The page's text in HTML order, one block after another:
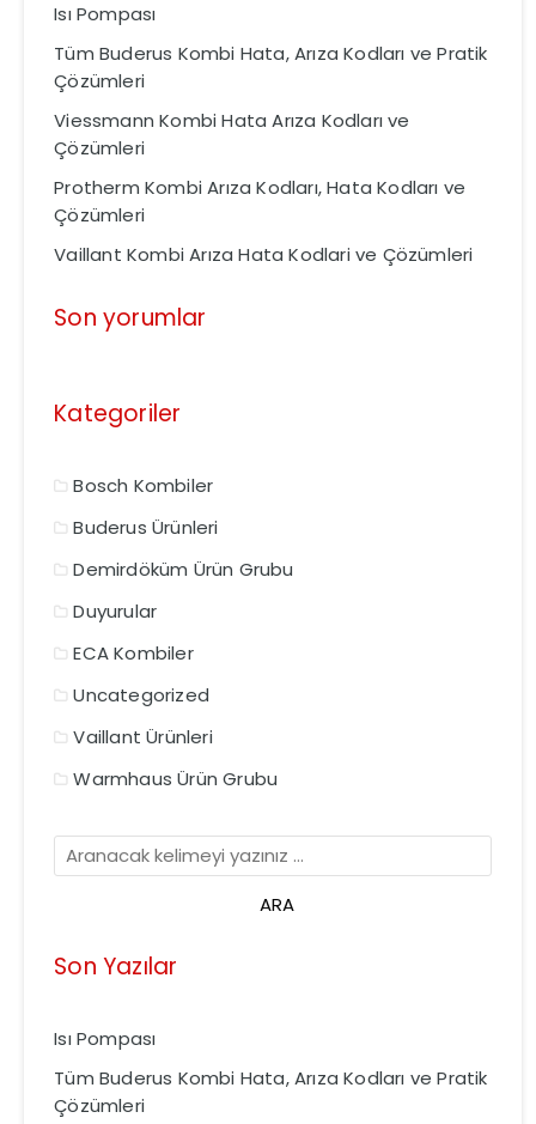
Isı Pompası
Tüm Buderus Kombi Hata, Arıza Kodları ve Pratik
Çözümleri
Viessmann Kombi Hata Arıza Kodları ve
Çözümleri
Protherm Kombi Arıza Kodları, Hata Kodları ve
Çözümleri
Vaillant Kombi Arıza Hata Kodlari ve Çözümleri
Son yorumlar
Kategoriler
Bosch Kombiler
Buderus Ürünleri
Demirdöküm Ürün Grubu
Duyurular
ECA Kombiler
Uncategorized
Vaillant Ürünleri
Warmhaus Ürün Grubu
Son Yazılar
Isı Pompası
Tüm Buderus Kombi Hata, Arıza Kodları ve Pratik
Çözümleri